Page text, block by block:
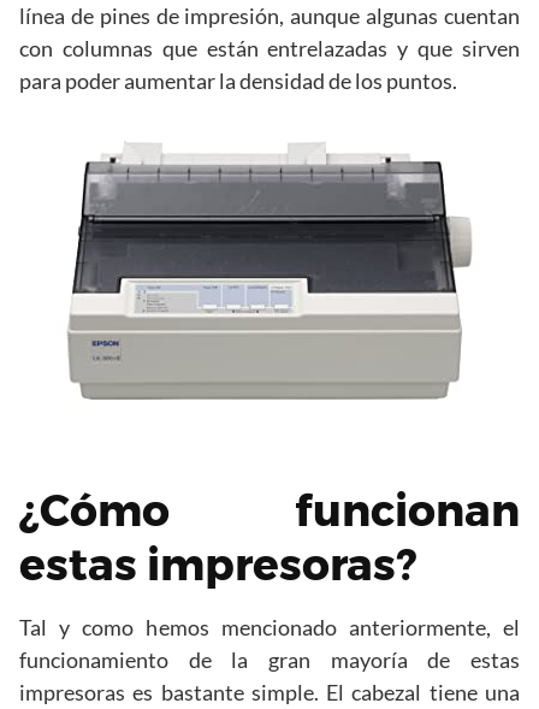
línea de pines de impresión, aunque algunas cuentan
con columnas que están entrelazadas y que sirven
para poder aumentar la densidad de los puntos.
¿Cómo funcionan
estas impresoras?
Tal y como hemos mencionado anteriormente, el
funcionamiento de la gran mayoría de estas
impresoras es bastante simple. El cabezal tiene una